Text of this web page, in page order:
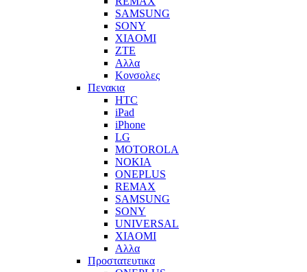
SAMSUNG
SONY
XIAOMI
ZTE
Αλλα
Κονσολες
Πενακια
HTC
iPad
iPhone
LG
MOTOROLA
NOKIA
ONEPLUS
REMAX
SAMSUNG
SONY
UNIVERSAL
XIAOMI
Αλλα
Προστατευτικα